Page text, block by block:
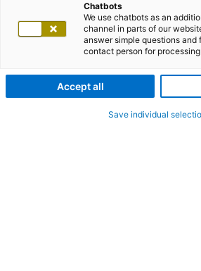
Chatbots
We use chatbots as an
channel in parts of our
answer simple questions
contact person for
Accept all
Save individual